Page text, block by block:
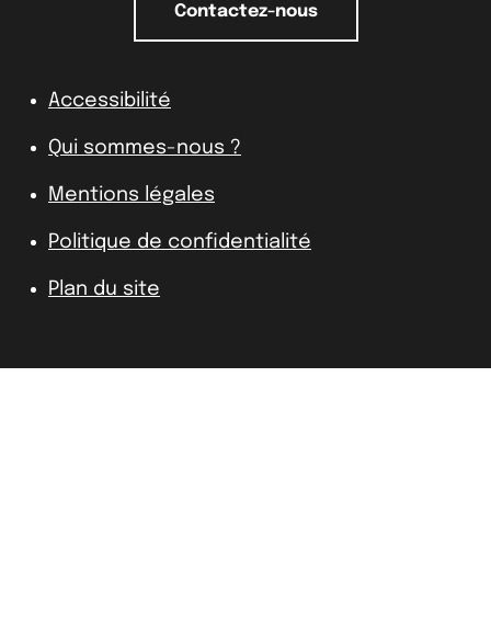
Contactez-nous
Accessibilité
Qui sommes-nous ?
Mentions légales
Politique de confidentialité
Plan du site